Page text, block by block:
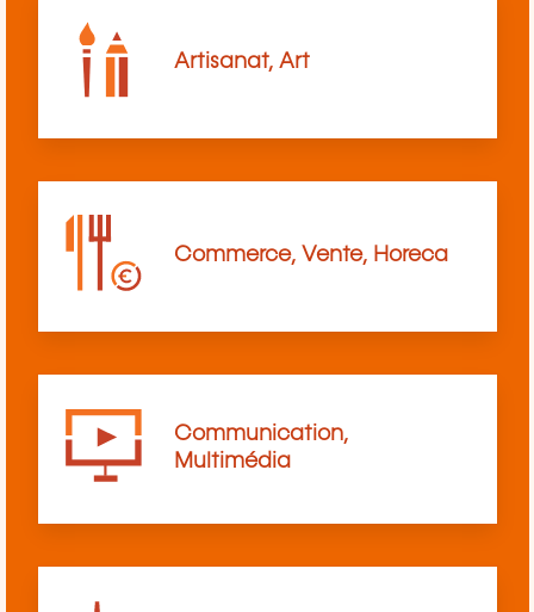
Artisanat, Art
Commerce, Vente, Horeca
Communication,
Multimédia